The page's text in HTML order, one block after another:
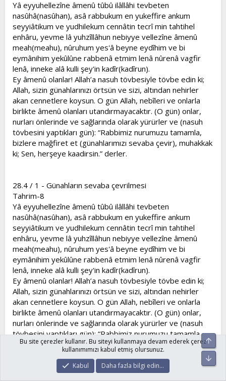
Yâ eyyuhellezîne âmenû tûbû ilâllâhi tevbeten
nasûhâ(nasûhan), asâ rabbukum en yukeffire ankum
seyyiâtikum ve yudhilekum cennâtin tecrî min tahtihel
enhâru, yevme lâ yuhzîllâhun nebiyye vellezîne âmenû
meah(meahu), nûruhum yes'â beyne eydîhim ve bi
eymânihim yekûlûne rabbenâ etmim lenâ nûrenâ vagfir
lenâ, inneke alâ kulli şey'in kadîr(kadîrun).
Ey âmenû olanlar! Allah’a nasuh tövbesiyle tövbe edin ki;
Allah, sizin günahlarınızı örtsün ve sizi, altından nehirler
akan cennetlere koysun. O gün Allah, nebîleri ve onlarla
birlikte âmenû olanları utandırmayacaktır. (O gün) onlar,
nurları önlerinde ve sağlarında olarak yürürler ve (nasuh
tövbesini yaptıkları gün): “Rabbimiz nurumuzu tamamla,
bizlere mağfiret et (günahlarımızı sevaba çevir), muhakkak
ki; Sen, herşeye kaadirsin.” derler.
28.4 / 1 - Günahların sevaba çevrilmesi
Tahrim-8
Yâ eyyuhellezîne âmenû tûbû ilâllâhi tevbeten
nasûhâ(nasûhan), asâ rabbukum en yukeffire ankum
seyyiâtikum ve yudhilekum cennâtin tecrî min tahtihel
enhâru, yevme lâ yuhzîllâhun nebiyye vellezîne âmenû
meah(meahu), nûruhum yes'â beyne eydîhim ve bi
eymânihim yekûlûne rabbenâ etmim lenâ nûrenâ vagfir
lenâ, inneke alâ kulli şey'in kadîr(kadîrun).
Ey âmenû olanlar! Allah’a nasuh tövbesiyle tövbe edin ki;
Allah, sizin günahlarınızı örtsün ve sizi, altından nehirler
akan cennetlere koysun. O gün Allah, nebîleri ve onlarla
birlikte âmenû olanları utandırmayacaktır. (O gün) onlar,
nurları önlerinde ve sağlarında olarak yürürler ve (nasuh
tövbesini yaptıkları gün): “Rabbimiz nurumuzu tamamla,
bizlere mağfiret et (günahlarımızı sevaba çevir), muhakkak
ki; Sen, herşeye kaadirsin.” derler.
28.4 / 2 - İrşada ulaşma
Bu site çerezler kullanır. Bu siteyi kullanmaya devam ederek çerez
kullanımımızı kabul etmiş olursunuz.
Kabul
Daha fazla bilgi edin…
Üst
Alt